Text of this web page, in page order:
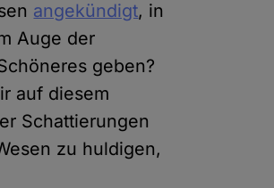
angekündigt, in
Auge der
geben?
auf diesem
Schattierungen
zu huldigen,